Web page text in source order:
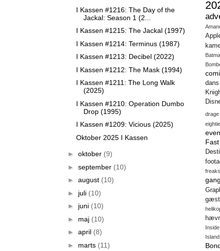
I Kassen #1216: The Day of the
Jackal: Season 1 (2...
I Kassen #1215: The Jackal (1997)
I Kassen #1214: Terminus (1987)
I Kassen #1213: Decibel (2022)
I Kassen #1212: The Mask (1994)
I Kassen #1211: The Long Walk
(2025)
I Kassen #1210: Operation Dumbo
Drop (1995)
I Kassen #1209: Vicious (2025)
Oktober 2025 I Kassen
► oktober (9)
► september (10)
► august (10)
► juli (10)
► juni (10)
► maj (10)
► april (8)
► marts (11)
dans
drage
freaks
Island